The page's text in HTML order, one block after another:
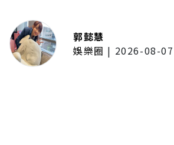
郭懿慧
娛樂圈 | 2026-08-